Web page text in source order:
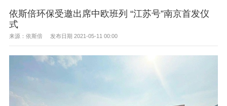
依斯倍环保受邀出席中欧班列 “江苏号”南京首发仪
式
来源：依斯倍 发布日期 2021-05-11 00:00